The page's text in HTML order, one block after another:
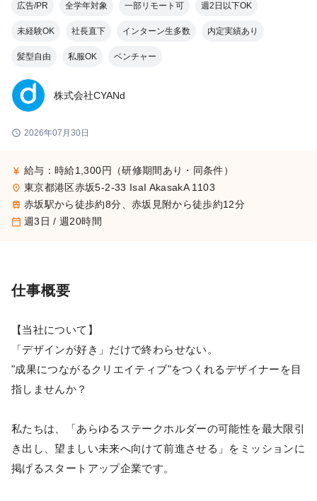
広告/PR 全学年対象 一部リモート可 週2日以下OK
未経験OK 社長直下 インターン生多数 内定実績あり
髪型自由 私服OK ベンチャー
株式会社CYANd
schedule 2026年07月30日
currency_yen 給与：時給1,300円（研修期間あり・同条件）
place 東京都港区赤坂5-2-33 IsaI AkasakA 1103
train 赤坂駅から徒歩約8分、赤坂見附から徒歩約12分
calendar_today 週3日 / 週20時間
仕事概要
【当社について】
「デザインが好き」だけで終わらせない。
"成果につながるクリエイティブ"をつくれるデザイナーを目
指しませんか？
私たちは、「あらゆるステークホルダーの可能性を最大限引
き出し、望ましい未来へ向けて前進させる」をミッションに
掲げるスタートアップ企業です。